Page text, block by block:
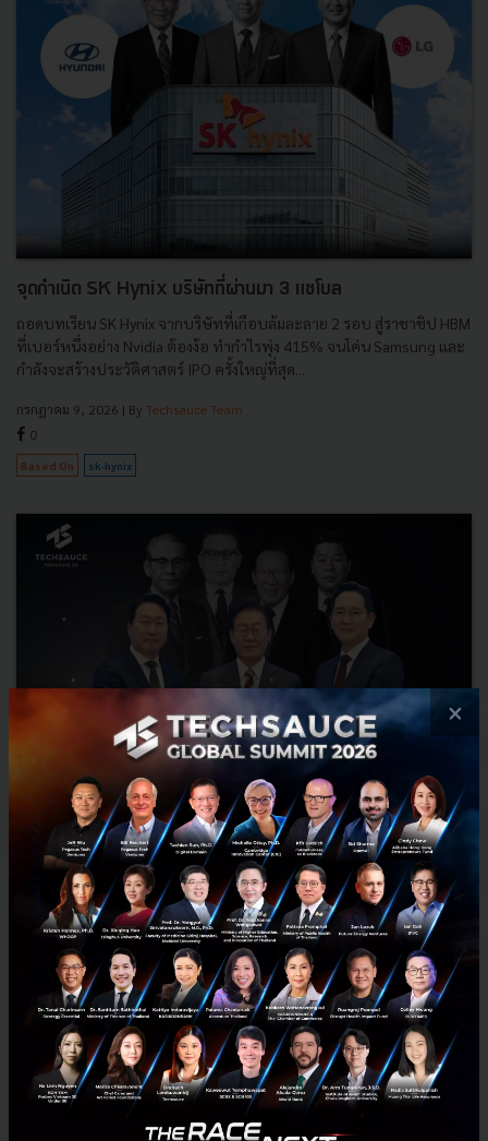
จุดกำเนิด SK Hynix บริษัทที่ผ่านมา 3 แชโบล
ถอดบทเรียน SK Hynix จากบริษัทที่เกือบล้มละลาย 2 รอบ สู่ราชาชิป HBM
ที่เบอร์หนึ่งอย่าง Nvidia ต้องง้อ ทำกำไรพุ่ง 415% จนโค่น Samsung และ
กำลังจะสร้างประวัติศาสตร์ IPO ครั้งใหญ่ที่สุด...
กรกฎาคม 9, 2026 | By Techsauce Team
0
Based On sk-hynix
เกาหลีใต้อาจขึ้นเป็นผู้นำ AI รายต่อไป ใช้เวลา 43 ปี ปีนจาก
ประเทศจนที่สุดในโลก และอาจใช้เวลาแค่ 3 ปีแซงหน้าทุกคน
จากประเทศยากจน เกาหลีใต้ใช้ 43 ปีสร้างชาติ และใช้เวลาเพียง 3 ปีทุ่มงบ
มหาศาลลงทุนอุตสาหกรรมชิปและ AI ดันประชากรขึ้นแท่นรวยเร็วที่สุดใน
โลก อ่านเบื้องหลังที่นี่...
กรกฎาคม 7, 2026| By Techsauce Team
sk-hynix South Korea
×